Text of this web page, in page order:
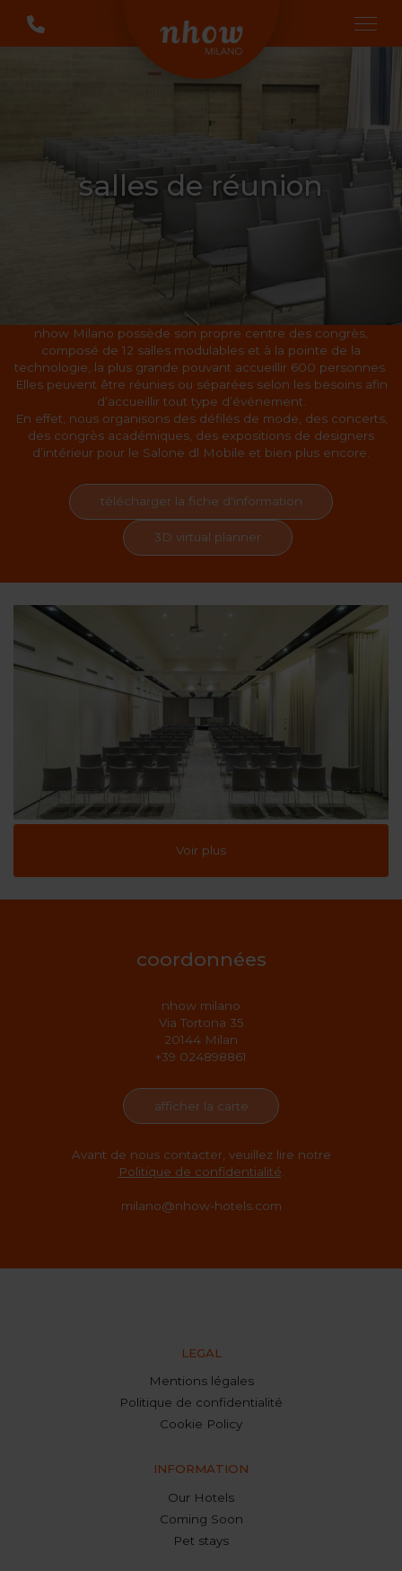
salles de réunion
nhow Milano possède son propre centre des congrès,
composé de 12 salles modulables et à la pointe de la
technologie, la plus grande pouvant accueillir 600 personnes.
Elles peuvent être réunies ou séparées selon les besoins afin
d’accueillir tout type d’événement.
En effet, nous organisons des défilés de mode, des concerts,
des congrès académiques, des expositions de designers
d’intérieur pour le Salone dl Mobile et bien plus encore.
télécharger la fiche d'information
3D virtual planner
Voir plus
coordonnées
nhow milano
Via Tortona 35
20144 Milan
+39 024898861
afficher la carte
Avant de nous contacter, veuillez lire notre
Politique de confidentialité
milano@nhow-hotels.com
LEGAL
Mentions légales
Politique de confidentialité
Cookie Policy
INFORMATION
Our Hotels
Coming Soon
Pet stays